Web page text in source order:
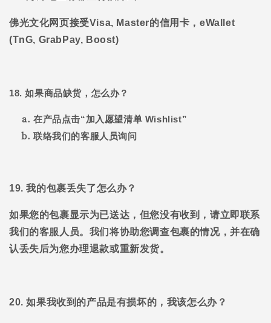
佛光文化网页接受Visa, Master的信用卡，eWallet
(TnG, GrabPay, Boost)
18. 如果商品缺货，怎么办？
在产品点击“加入愿望清单 Wishlist”
联络我们的客服人员询问
19. 我的包裹丢失了怎么办？
如果您的包裹显示为已送达，但您没有收到，请立即联系
我们的客服人员。我们将协助您调查包裹的情况，并在确
认丢失后为您办理退款或重新发货。
20. 如果我收到的产品是有损坏的，我该怎么办？